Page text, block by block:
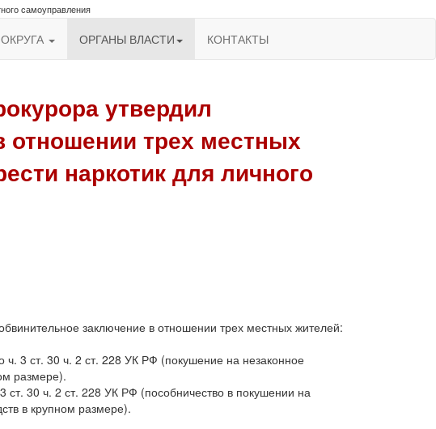
самоуправления
ОРГАНЫ ВЛАСТИ КОНТАКТЫ
утвердил
отношении трех местных
наркотик для личного
заключение в отношении трех местных жителей:
ч. 3 ст. 30 ч. 2 ст. 228 УК РФ (покушение на незаконное
размере).
30 ч. 2 ст. 228 УК РФ (пособничество в покушении на
в крупном размере).